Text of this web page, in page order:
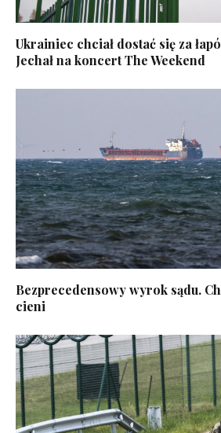
Ukrainiec chciał dostać się za
Jechał na koncert The Weekend
Bezprecedensowy wyrok sądu.
cieni